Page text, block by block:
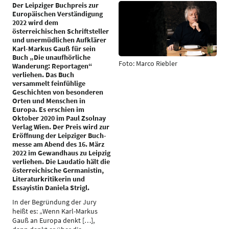
Der Leipziger Buchpreis zur
Europäischen Verständigung
2022 wird dem
österreichischen Schriftsteller
und unermüdlichen Aufklärer
Karl-Markus Gauß für sein
Buch „Die unaufhörliche
Wanderung: Reportagen“
verliehen. Das Buch
versammelt feinfühlige
Geschichten von besonderen
Orten und Menschen in
Europa. Es erschien im
Oktober 2020 im Paul Zsolnay
Verlag Wien. Der Preis wird zur
Eröffnung der Leipziger Buch-
messe am Abend des 16. März
2022 im Gewandhaus zu Leipzig
verliehen. Die Laudatio hält die
österreichische Germanistin,
Literaturkritikerin und
Essayistin Daniela Strigl.
In der Begründung der Jury
heißt es: „Wenn Karl-Markus
Gauß an Europa denkt […],
Foto: Marco Riebler